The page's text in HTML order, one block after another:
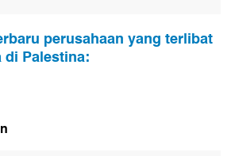
perusahaan yang terlibat
Palestina: